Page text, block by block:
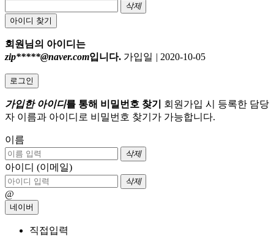
삭제
아이디 찾기
회원님의 아이디는
zip*****@naver.com입니다. 가입일 | 2020-10-05
로그인
가입한 아이디를 통해 비밀번호 찾기
회원가입 시 등록한 담당
자 이름과 아이디로 비밀번호 찾기가 가능합니다.
이름
삭제
아이디 (이메일)
삭제
@
네이버
직접입력